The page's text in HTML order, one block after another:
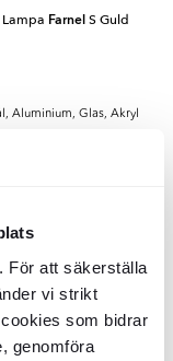
För att säkerställa
vi strikt
som bidrar
genomföra
FarnelS Guld
Aluminium, Glas, Akryl